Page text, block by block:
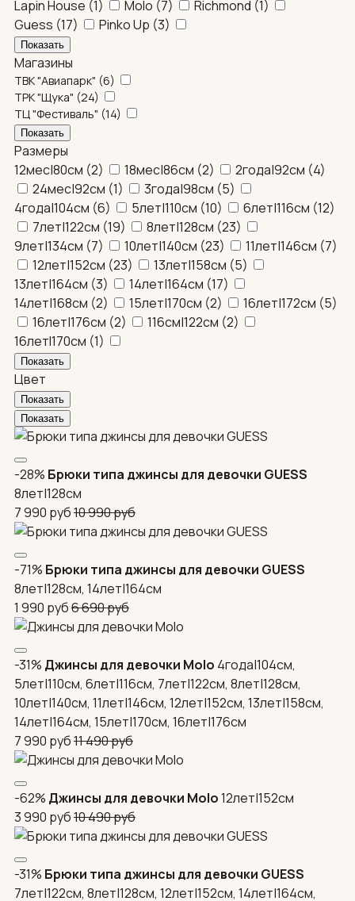
Lapin House (1) Molo (7) Richmond (1)
Guess (17) Pinko Up (3)
Магазины
ТВК "Авиапарк" (6)
ТРК "Щука" (24)
ТЦ "Фестиваль" (14)
Размеры
12мес|80см (2) 18мес|86см (2) 2года|92см (4)
24мес|92см (1) 3года|98см (5)
4года|104см (6) 5лет|110см (10) 6лет|116см (12)
7лет|122см (19) 8лет|128см (23)
9лет|134см (7) 10лет|140см (23) 11лет|146см (7)
12лет|152см (23) 13лет|158см (5)
13лет|164см (3) 14лет|164см (17)
14лет|168см (2) 15лет|170см (2) 16лет|172см (5)
16лет|176см (2) 116см|122см (2)
16летI170см (1)
Цвет
-28% Брюки типа джинсы для девочки GUESS
8лет|128см
7 990 руб10 990руб
-71% Брюки типа джинсы для девочки GUESS
8лет|128см, 14лет|164см
1 990 руб6 690руб
-31% Джинсы для девочки Molo 4года|104см,
5лет|110см, 6лет|116см, 7лет|122см, 8лет|128см,
10лет|140см, 11лет|146см, 12лет|152см, 13лет|158см,
14лет|164см, 15лет|170см, 16лет|176см
7 990 руб11 490руб
-62% Джинсы для девочки Molo12лет|152см
3 990 руб10 490руб
-31% Брюки типа джинсы для девочки GUESS
7лет|122см, 8лет|128см, 12лет|152см, 14лет|164см,